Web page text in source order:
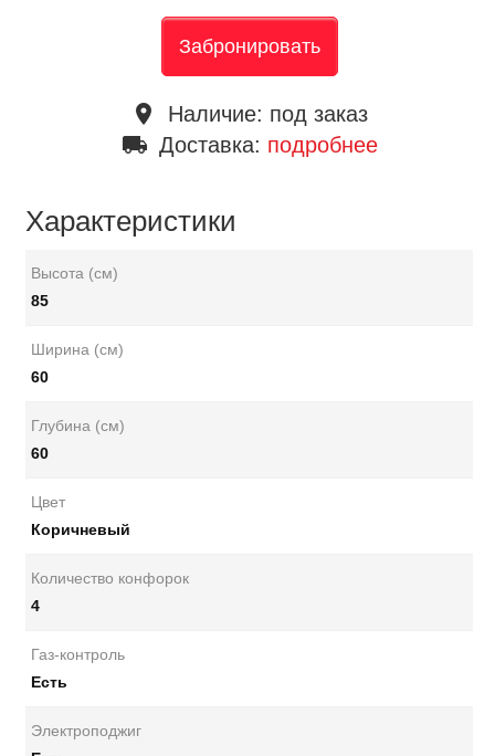
Забронировать
place Наличие: под заказ
local_shipping Доставка: подробнее
Характеристики
Высота (см)
85
Ширина (см)
60
Глубина (см)
60
Цвет
Коричневый
Количество конфорок
4
Газ-контроль
Есть
Электроподжиг